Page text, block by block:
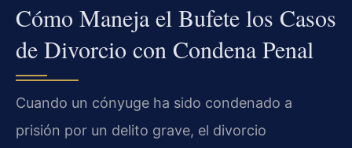
Cómo Maneja el Bufete los Casos
de Divorcio con Condena Penal
Cuando un cónyuge ha sido condenado a
prisión por un delito grave, el divorcio